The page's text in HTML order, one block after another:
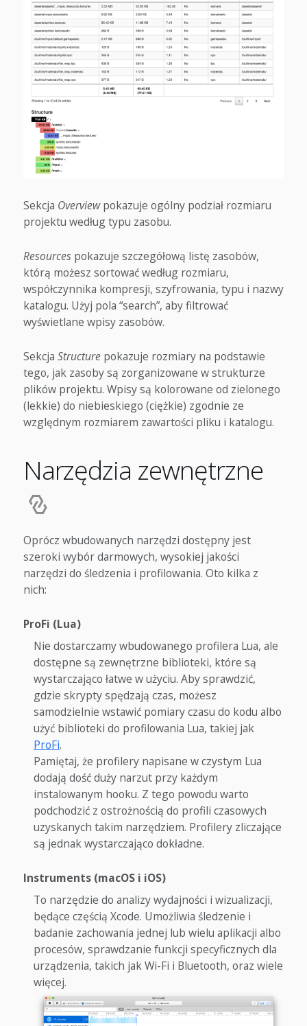
Sekcja Overviewpokazuje ogólny podział rozmiaru
projektu według typu zasobu.
Resourcespokazuje szczegółową listę zasobów,
którą możesz sortować według rozmiaru,
współczynnika kompresji, szyfrowania, typu i nazwy
katalogu. Użyj pola “search”, aby filtrować
wyświetlane wpisy zasobów.
Sekcja Structurepokazuje rozmiary na podstawie
tego, jak zasoby są zorganizowane w strukturze
plików projektu. Wpisy są kolorowane od zielonego
(lekkie) do niebieskiego (ciężkie) zgodnie ze
względnym rozmiarem zawartości pliku i katalogu.
Narzędzia zewnętrzne
Oprócz wbudowanych narzędzi dostępny jest
szeroki wybór darmowych, wysokiej jakości
narzędzi do śledzenia i profilowania. Oto kilka z
nich:
ProFi (Lua)
Nie dostarczamy wbudowanego profilera Lua, ale
dostępne są zewnętrzne biblioteki, które są
wystarczająco łatwe w użyciu. Aby sprawdzić,
gdzie skrypty spędzają czas, możesz
samodzielnie wstawić pomiary czasu do kodu albo
użyć biblioteki do profilowania Lua, takiej jak
ProFi.
Pamiętaj, że profilery napisane w czystym Lua
dodają dość duży narzut przy każdym
instalowanym hooku. Z tego powodu warto
podchodzić z ostrożnością do profili czasowych
uzyskanych takim narzędziem. Profilery zliczające
są jednak wystarczająco dokładne.
Instruments (macOS i iOS)
To narzędzie do analizy wydajności i wizualizacji,
będące częścią Xcode. Umożliwia śledzenie i
badanie zachowania jednej lub wielu aplikacji albo
procesów, sprawdzanie funkcji specyficznych dla
urządzenia, takich jak Wi-Fi i Bluetooth, oraz wiele
więcej.